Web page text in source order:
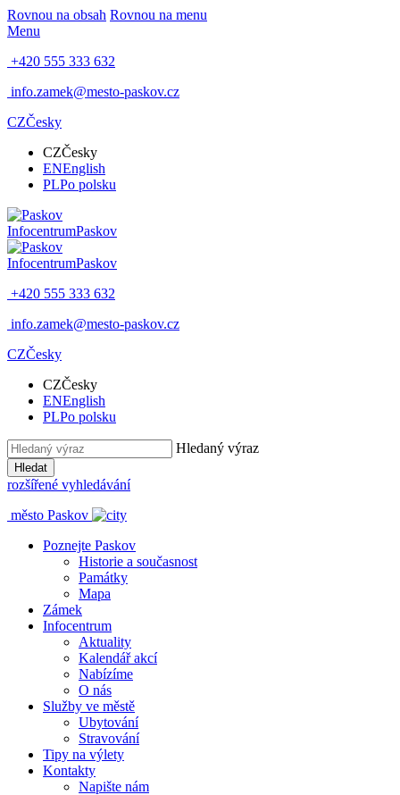
Rovnou na obsah Rovnou na menu
Menu
+420 555 333 632
info.zamek@mesto-paskov.cz
CZČesky
CZČesky
ENEnglish
PLPo polsku
InfocentrumPaskov
InfocentrumPaskov
+420 555 333 632
info.zamek@mesto-paskov.cz
CZČesky
CZČesky
ENEnglish
PLPo polsku
Hledaný výraz
Hledat
rozšířené vyhledávání
město Paskov
Poznejte Paskov
Historie a současnost
Památky
Mapa
Zámek
Infocentrum
Aktuality
Kalendář akcí
Nabízíme
O nás
Služby ve městě
Ubytování
Stravování
Tipy na výlety
Kontakty
Napište nám